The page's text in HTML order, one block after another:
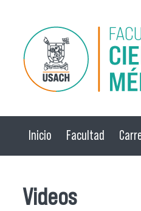
Pasar al contenido principal
Inicio Facultad
Videos